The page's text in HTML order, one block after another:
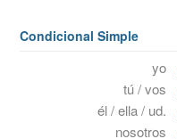
Condicional Simple
yo
tú / vos
él / ella / ud.
nosotros